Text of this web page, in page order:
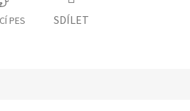
PES SDÍLET